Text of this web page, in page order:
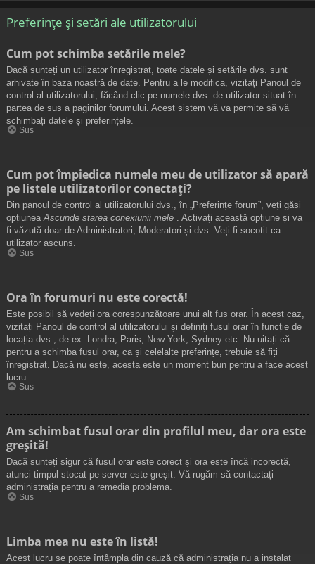
Preferințe și setări ale utilizatorului
Cum pot schimba setările mele?
Dacă sunteți un utilizator înregistrat, toate datele și setările dvs. sunt
arhivate în baza noastră de date. Pentru a le modifica, vizitați Panoul de
control al utilizatorului; făcând clic pe numele dvs. de utilizator situat în
partea de sus a paginilor forumului. Acest sistem vă va permite să vă
schimbați datele și preferințele.
Sus
Cum pot împiedica numele meu de utilizator să apară
pe listele utilizatorilor conectați?
Din panoul de control al utilizatorului dvs., în „Preferințe forum”, veți găsi
opțiuneaAscunde starea conexiunii mele . Activați această opțiune și va
fi văzută doar de Administratori, Moderatori și dvs. Veți fi socotit ca
utilizator ascuns.
Sus
Ora în forumuri nu este corectă!
Este posibil să vedeți ora corespunzătoare unui alt fus orar. În acest caz,
vizitați Panoul de control al utilizatorului și definiți fusul orar în funcție de
locația dvs., de ex. Londra, Paris, New York, Sydney etc. Nu uitați că
pentru a schimba fusul orar, ca și celelalte preferințe, trebuie să fiți
înregistrat. Dacă nu este, acesta este un moment bun pentru a face acest
lucru.
Sus
Am schimbat fusul orar din profilul meu, dar ora este
greșită!
Dacă sunteți sigur că fusul orar este corect și ora este încă incorectă,
atunci timpul stocat pe server este greșit. Vă rugăm să contactați
administrația pentru a remedia problema.
Sus
Limba mea nu este în listă!
Acest lucru se poate întâmpla din cauză că administrația nu a instalat